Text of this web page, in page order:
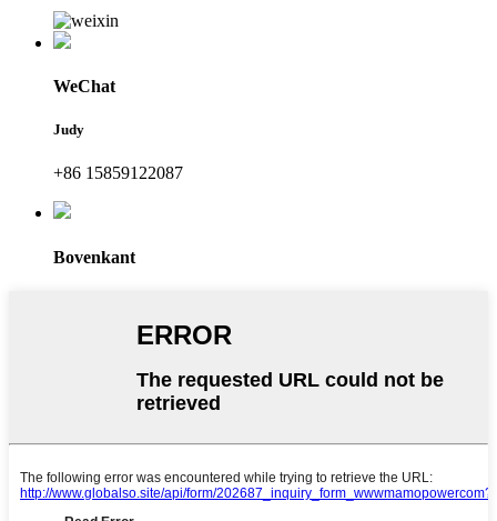
WeChat
Judy
+86 15859122087
Bovenkant